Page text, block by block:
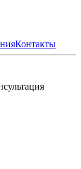
Контакты